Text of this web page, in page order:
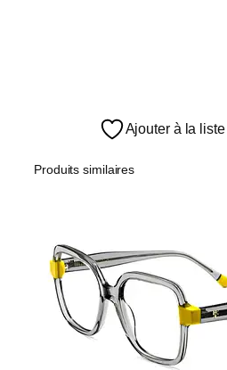
Ajouter à la
Produits similaires